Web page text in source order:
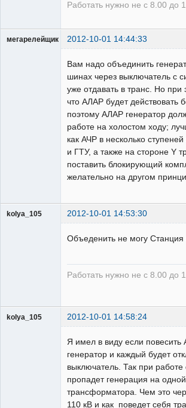
Работать нужно не с 8.00 до
мегарелейщик 2012-10-01 14:44:33
Вам надо объединить
шинах через выключатель с
уже отдавать в транс. Но при
что АЛАР будет действовать
поэтому АЛАР генератор
работе на холостом ходу;
как АЧР в несколько
и ГТУ, а также на стороне Y
поставить блокирующий
желательно на другом
kolya_105 2012-10-01 14:53:30
Объеденить не могу
Работать нужно не с 8.00 до
kolya_105 2012-10-01 14:58:24
Я имел в виду если
генератор и каждый будет
выключатель. Так при
пропадет генерация на
трансформатора. Чем это
110 кВ и как поведет себя